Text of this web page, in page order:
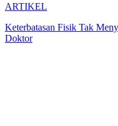
ARTIKEL
Keterbatasan Fisik Tak
Doktor